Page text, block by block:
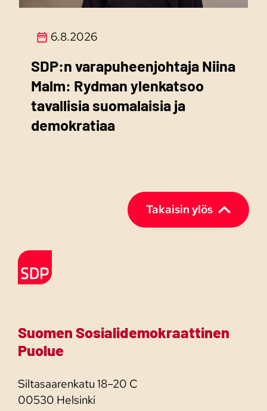
6.8.2026
SDP:n varapuheenjohtaja Niina
Malm: Rydman ylenkatsoo
tavallisia suomalaisia ja
demokratiaa
Takaisin ylös
Etusivulle
Suomen Sosialidemokraattinen
Puolue
Siltasaarenkatu 18–20 C
00530 Helsinki